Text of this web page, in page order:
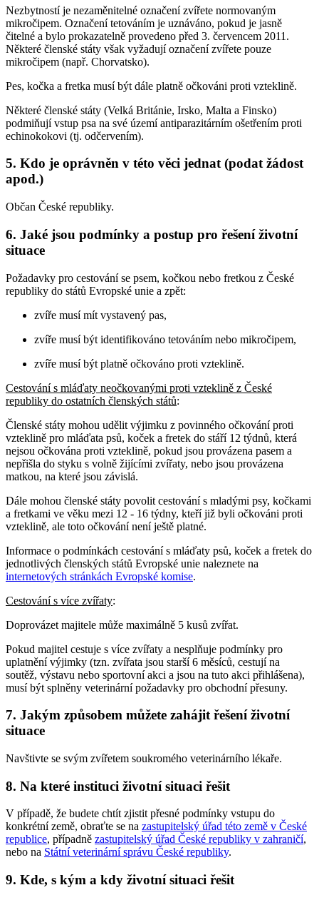
Nezbytností je nezaměnitelné označení zvířete normovaným
mikročipem. Označení tetováním je uznáváno, pokud je jasně
čitelné a bylo prokazatelně provedeno před 3. červencem 2011.
Některé členské státy však vyžadují označení zvířete pouze
mikročipem (např. Chorvatsko).
Pes, kočka a fretka musí být dále platně očkováni proti vzteklině.
Některé členské státy (Velká Británie, Irsko, Malta a Finsko)
podmiňují vstup psa na své území antiparazitárním ošetřením proti
echinokokovi (tj. odčervením).
5. Kdo je oprávněn v této věci jednat (podat žádost
apod.)
Občan České republiky.
6. Jaké jsou podmínky a postup pro řešení životní
situace
Požadavky pro cestování se psem, kočkou nebo fretkou z České
republiky do států Evropské unie a zpět:
zvíře musí mít vystavený pas,
zvíře musí být identifikováno tetováním nebo mikročipem,
zvíře musí být platně očkováno proti vzteklině.
Cestování s mláďaty neočkovanými proti vzteklině z České
republiky do ostatních členských států:
Členské státy mohou udělit výjimku z povinného očkování proti
vzteklině pro mláďata psů, koček a fretek do stáří 12 týdnů, která
nejsou očkována proti vzteklině, pokud jsou provázena pasem a
nepřišla do styku s volně žijícími zvířaty, nebo jsou provázena
matkou, na které jsou závislá.
Dále mohou členské státy povolit cestování s mladými psy, kočkami
a fretkami ve věku mezi 12 - 16 týdny, kteří již byli očkováni proti
vzteklině, ale toto očkování není ještě platné.
Informace o podmínkách cestování s mláďaty psů, koček a fretek do
jednotlivých členských států Evropské unie naleznete na
internetových stránkách Evropské komise.
Cestování s více zvířaty:
Doprovázet majitele může maximálně 5 kusů zvířat.
Pokud majitel cestuje s více zvířaty a nesplňuje podmínky pro
uplatnění výjimky (tzn. zvířata jsou starší 6 měsíců, cestují na
soutěž, výstavu nebo sportovní akci a jsou na tuto akci přihlášena),
musí být splněny veterinární požadavky pro obchodní přesuny.
7. Jakým způsobem můžete zahájit řešení životní
situace
Navštivte se svým zvířetem soukromého veterinárního lékaře.
8. Na které instituci životní situaci řešit
V případě, že budete chtít zjistit přesné podmínky vstupu do
konkrétní země, obraťte se na zastupitelský úřad této země v České
republice, případně zastupitelský úřad České republiky v zahraničí,
nebo na Státní veterinární správu České republiky.
9. Kde, s kým a kdy životní situaci řešit